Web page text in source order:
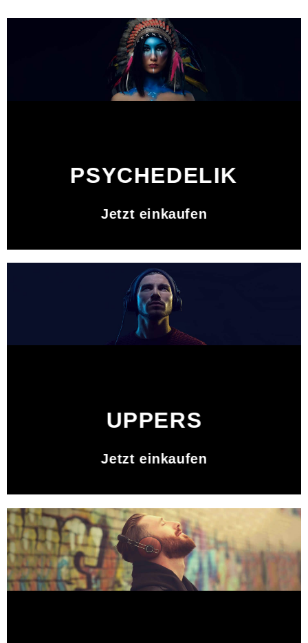
PSYCHEDELIK
Jetzt einkaufen
UPPERS
Jetzt einkaufen